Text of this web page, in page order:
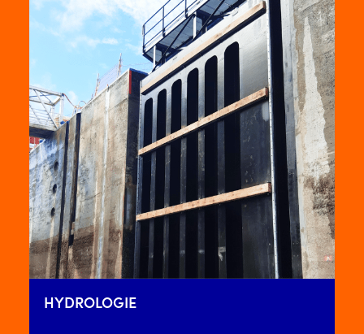
HYDROLOGIE